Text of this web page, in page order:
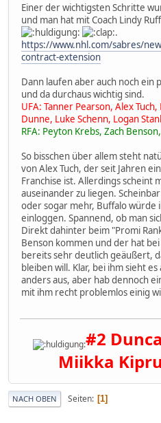
Einer der wichtigsten Schritte
und man hat mit Coach Lindy
.
https://www.nhl.com/sabres/
contract-extension
Dann laufen aber auch noch ein
und da durchaus wichtig sind.
UFA: Tanner Pearson, Alex
Dunne, Luke Schenn, Logan
RFA: Peyton Krebs, Zach
So bisschen über allem steht
von Alex Tuch, der seit Jahren
Franchise ist. Allerdings scheint
auseinander zu liegen.
oder sogar mehr, Buffalo würde
einloggen. Spannend, ob man
Direkt dahinter beim "Promi
Benson kommen und der hat
bereits sehr deutlich geäußert,
bleiben will. Klar, bei ihm sieht es
anders aus, aber hab dennoch
mit ihm recht problemlos einig
#2
Miikka
NACH OBEN Seiten 1